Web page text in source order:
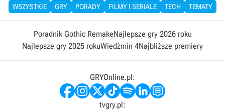
WSZYSTKIE GRY PORADY FILMY I SERIALE TECH TEMATY
Poradnik Gothic RemakeNajlepsze gry 2026 roku
Najlepsze gry 2025 rokuWiedźmin 4Najbliższe premiery
GRYOnline.pl:
tvgry.pl: